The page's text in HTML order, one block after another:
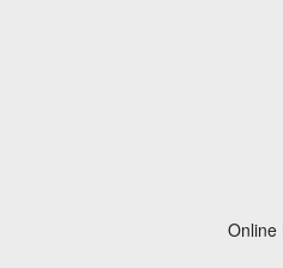
Online